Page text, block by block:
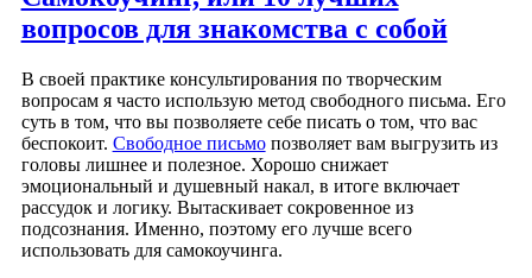
вопросов для знакомства с собой
В своей практике консультирования по творческим
вопросам я часто использую метод свободного письма. Его
суть в том, что вы позволяете себе писать о том, что вас
беспокоит. Свободное письмопозволяет вам выгрузить из
головы лишнее и полезное. Хорошо снижает
эмоциональный и душевный накал, в итоге включает
рассудок и логику. Вытаскивает сокровенное из
подсознания. Именно, поэтому его лучше всего
использовать для самокоучинга.